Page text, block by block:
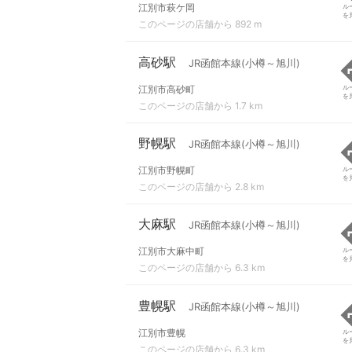
江別市萩ケ岡
このページの店舗から 892 m
ル
を
高砂駅 JR函館本線(小樽～旭川)
江別市高砂町
このページの店舗から 1.7 km
ル
を
野幌駅 JR函館本線(小樽～旭川)
江別市野幌町
このページの店舗から 2.8 km
ル
を
大麻駅 JR函館本線(小樽～旭川)
江別市大麻中町
このページの店舗から 6.3 km
ル
を
豊幌駅 JR函館本線(小樽～旭川)
江別市豊幌
このページの店舗から 6.3 km
ル
を